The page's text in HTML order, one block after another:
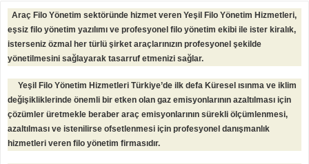
Araç Filo Yönetim sektöründe hizmet veren Yeşil Filo Yönetim Hizmetleri,
eşsiz filo yönetim yazılımı ve profesyonel filo yönetim ekibi ile ister kiralık,
isterseniz özmal her türlü şirket araçlarınızın profesyonel şekilde
yönetilmesini sağlayarak tasarruf etmenizi sağlar.
Yeşil Filo Yönetim Hizmetleri Türkiye’de ilk defa Küresel ısınma ve iklim
değişikliklerinde önemli bir etken olan gaz emisyonlarının azaltılması için
çözümler üretmekle beraber araç emisyonlarının sürekli ölçümlenmesi,
azaltılması ve istenilirse ofsetlenmesi için profesyonel danışmanlık
hizmetleri veren filo yönetim firmasıdır.